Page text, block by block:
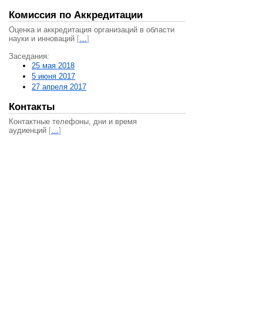
Комиссия по Аккредитации
Оценка и аккредитация организаций в области
науки и инноваций […]
Заседания:
25 мая 2018
5 июня 2017
27 апреля 2017
Контакты
Контактные телефоны, дни и время
аудиенций […]